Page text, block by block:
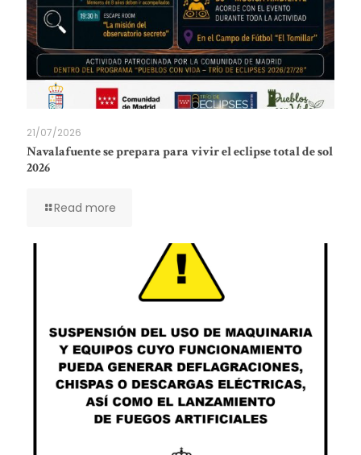
21/07/2026
Navalafuente se prepara para vivir el eclipse total de sol
2026
Read more